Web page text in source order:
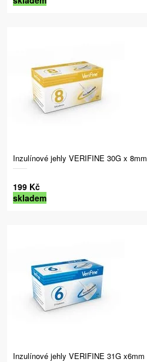
Inzulínové jehly VERIFINE 30G x 8mm
199 Kč
skladem
Inzulínové jehly VERIFINE 31G x6mm